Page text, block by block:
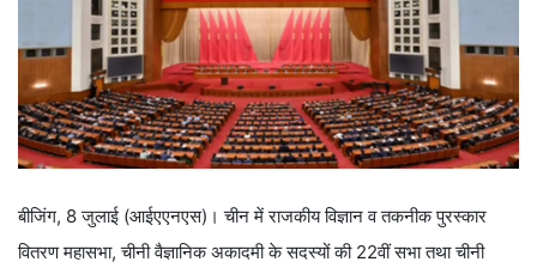
बीजिंग, 8 जुलाई (आईएएनएस)। चीन में राजकीय विज्ञान व तकनीक पुरस्कार
वितरण महासभा, चीनी वैज्ञानिक अकादमी के सदस्यों की 22वीं सभा तथा चीनी